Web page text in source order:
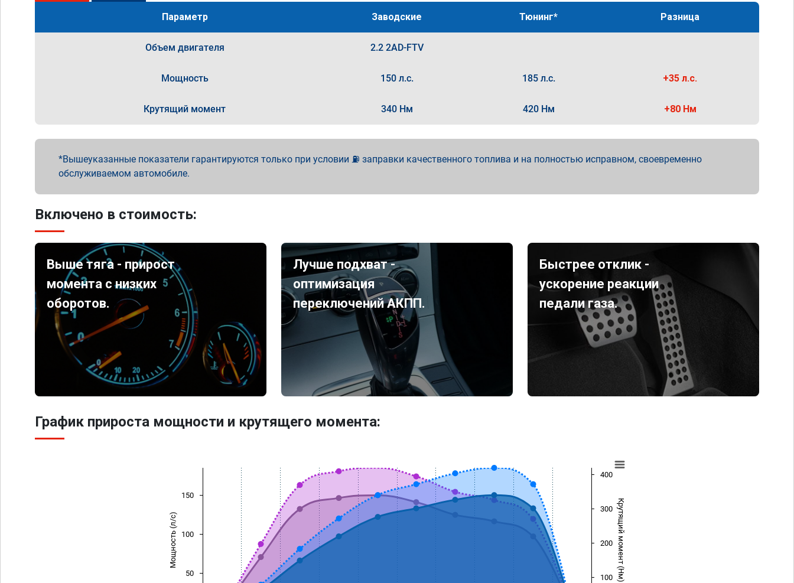
Параметр Заводские Тюнинг* Разница
Объем двигателя 2.2 2AD-FTV
Мощность 150 л.с. 185 л.с. +35 л.с.
Крутящий момент 340 Нм 420 Нм +80 Нм
Вышеуказанные показатели гарантируются только при условии ⛽ заправки качественного топлива и на полностью исправном, своевременно
обслуживаемом автомобиле.
Включено в стоимость:
Выше тяга - прирост
момента с низких
оборотов.
Лучше подхват -
оптимизация
переключений АКПП.
Быстрее отклик -
ускорение реакции
педали газа.
График прироста мощности и крутящего момента:
Мощность (л/с) Крутящий момент (Нм)
50
100
150
100
200
300
400